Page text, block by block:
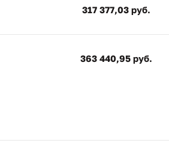
317 377,03 руб.
363 440,95 руб.